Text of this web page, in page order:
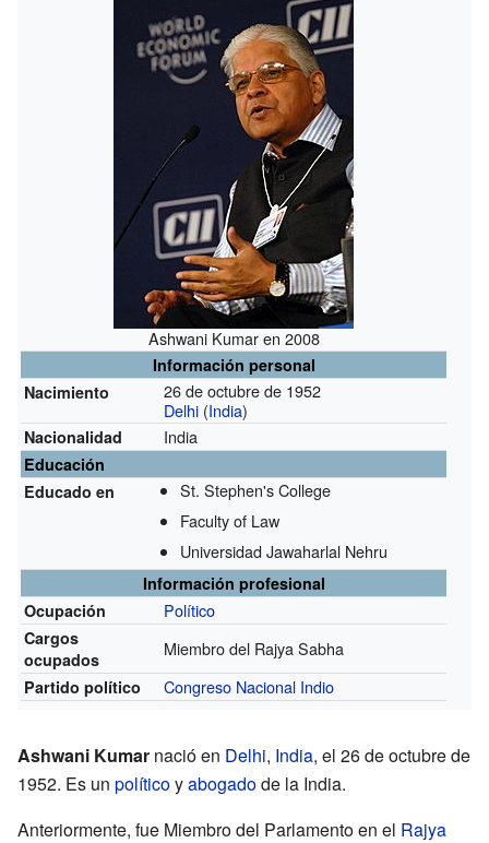
Ashwani Kumar en 2008
Información personal
Nacimiento
26 de octubre de 1952
Delhi (India)
Nacionalidad India
Educación
Educado en
St. Stephen's College
Faculty of Law
Universidad Jawaharlal Nehru
Información profesional
Ocupación
Político
Cargos
ocupados
Miembro del Rajya Sabha
Partido político Congreso Nacional Indio
Ashwani Kumar nació en Delhi, India, el 26 de octubre de
1952. Es un políticoyabogadode la India.
Anteriormente, fue Miembro del Parlamento en el Rajya